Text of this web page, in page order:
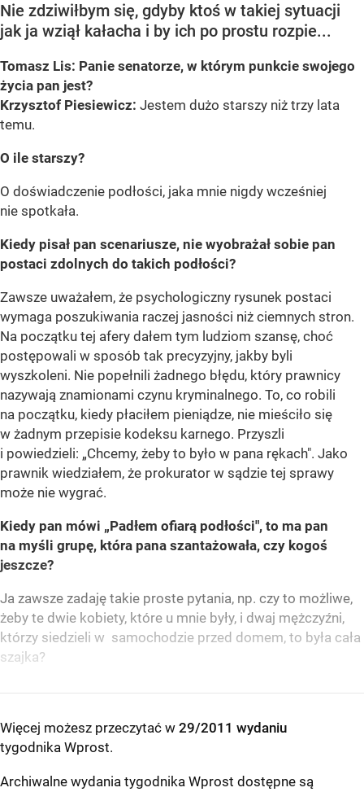
Nie zdziwiłbym się, gdyby ktoś w takiej sytuacji
jak ja wziął kałacha i by ich po prostu rozpie...
Tomasz Lis: Panie senatorze, w którym punkcie swojego
życia pan jest?
Krzysztof Piesiewicz: Jestem dużo starszy niż trzy lata
temu.
O ile starszy?
O doświadczenie podłości, jaka mnie nigdy wcześniej
nie spotkała.
Kiedy pisał pan scenariusze, nie wyobrażał sobie pan
postaci zdolnych do takich podłości?
Zawsze uważałem, że psychologiczny rysunek postaci
wymaga poszukiwania raczej jasności niż ciemnych stron.
Na początku tej afery dałem tym ludziom szansę, choć
postępowali w sposób tak precyzyjny, jakby byli
wyszkoleni. Nie popełnili żadnego błędu, który prawnicy
nazywają znamionami czynu kryminalnego. To, co robili
na początku, kiedy płaciłem pieniądze, nie mieściło się
w żadnym przepisie kodeksu karnego. Przyszli
i powiedzieli: „Chcemy, żeby to było w pana rękach". Jako
prawnik wiedziałem, że prokurator w sądzie tej sprawy
może nie wygrać.
Kiedy pan mówi „Padłem ofiarą podłości", to ma pan
na myśli grupę, która pana szantażowała, czy kogoś
jeszcze?
Ja zawsze zadaję takie proste pytania, np. czy to możliwe,
żeby te dwie kobiety, które u mnie były, i dwaj mężczyźni,
którzy siedzieli w samochodzie przed domem, to była cała
szajka?
Więcej możesz przeczytać w 29/2011 wydaniu
tygodnika Wprost.
Archiwalne wydania tygodnika Wprost dostępne są